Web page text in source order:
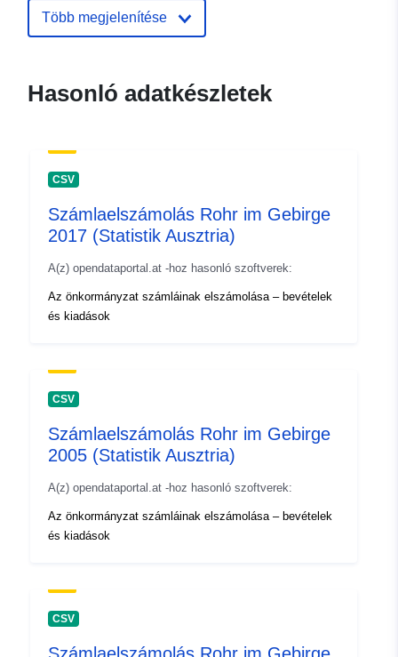
Több megjelenítése
Hasonló adatkészletek
CSV
Számlaelszámolás Rohr im Gebirge
2017 (Statistik Ausztria)
A(z) opendataportal.at -hoz hasonló szoftverek:
Az önkormányzat számláinak elszámolása – bevételek
és kiadások
CSV
Számlaelszámolás Rohr im Gebirge
2005 (Statistik Ausztria)
A(z) opendataportal.at -hoz hasonló szoftverek:
Az önkormányzat számláinak elszámolása – bevételek
és kiadások
CSV